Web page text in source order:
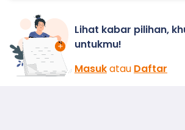
Lihat kabar pilihan,
untukmu!
Masukatau Daftar